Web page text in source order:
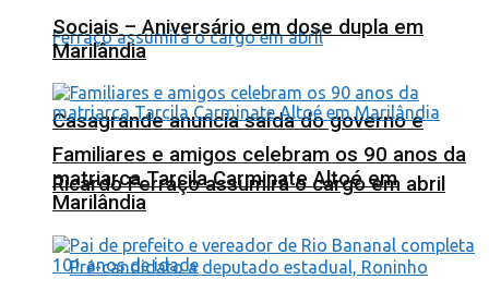
Casagrande anuncia saída do governo e
Ricardo Ferraço assumirá o cargo em abril
Sociais – Aniversário em dose dupla em
Marilândia
Familiares e amigos celebram os 90 anos da
matriarca Tarcila Carminate Altoé em
Marilândia